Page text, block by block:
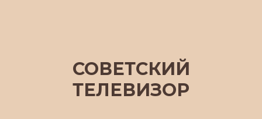
СОВЕТСКИЙ
ТЕЛЕВИЗОР